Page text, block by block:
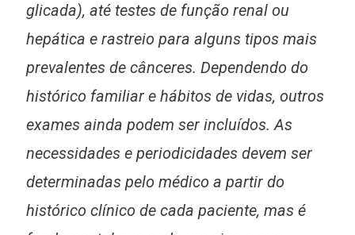
glicada), até testes de função renal ou
hepática e rastreio para alguns tipos mais
prevalentes de cânceres. Dependendo do
histórico familiar e hábitos de vidas, outros
exames ainda podem ser incluídos. As
necessidades e periodicidades devem ser
determinadas pelo médico a partir do
histórico clínico de cada paciente, mas é